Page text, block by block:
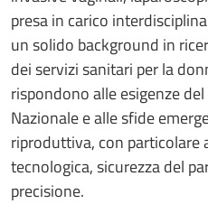
presa in carico
un solido background in
dei servizi sanitari per la
rispondono alle esigenze
Nazionale e alle sfide
riproduttiva, con particolare
tecnologica, sicurezza del
precisione.